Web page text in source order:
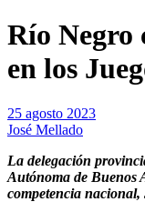
Río Negro
en los
25 agosto 2023
José Mellado
La delegación
Autónoma de Buenos
competencia